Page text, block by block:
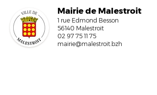
Mairie de Malestroit
1 rue Edmond Besson
56140 Malestroit
02 97 75 11 75
mairie@malestroit.bzh